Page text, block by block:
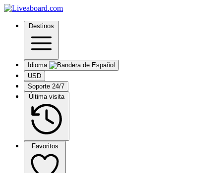
Destinos
Idioma
USD
Soporte 24/7
Última visita
Favoritos